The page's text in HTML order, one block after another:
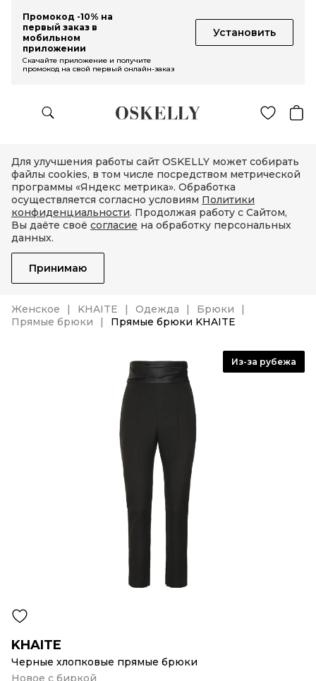
Промокод -10% на
первый заказ в
мобильном
приложении
Установить
Скачайте приложение и получите
промокод на свой первый онлайн-заказ
Для улучшения работы сайт OSKELLY может собирать
файлы cookies, в том числе посредством метрической
программы «Яндекс метрика». Обработка
осуществляется согласно условиям Политики
конфиденциальности. Продолжая работу с Сайтом,
Вы даёте своё согласие на обработку персональных
данных.
Принимаю
Женское KHAITE Одежда
Брюки
Прямые брюки
Прямые брюки KHAITE
Из-за рубежа
KHAITE
Черные хлопковые прямые брюки
Новое с биркой